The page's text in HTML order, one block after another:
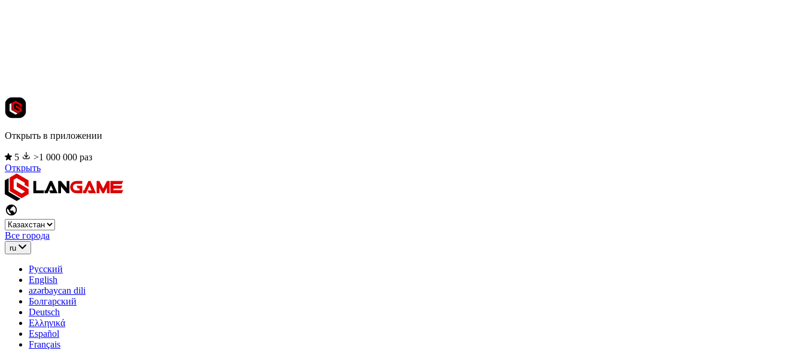
Открыть в приложении
5
>1 000 000 раз
Открыть
Все города
ru
Русский
English
azərbaycan dili
Болгарский
Deutsch
Ελληνικά
Español
Français